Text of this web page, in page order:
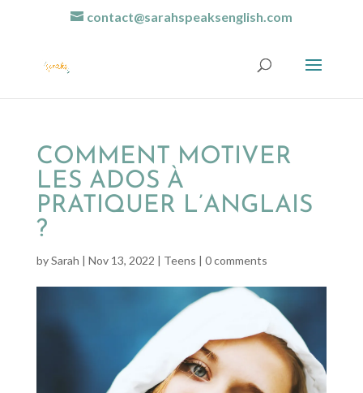
contact@sarahspeaksenglish.com
COMMENT MOTIVER
LES ADOS À
PRATIQUER L’ANGLAIS
?
bySarah | Nov 13, 2022 | Teens | 0 comments